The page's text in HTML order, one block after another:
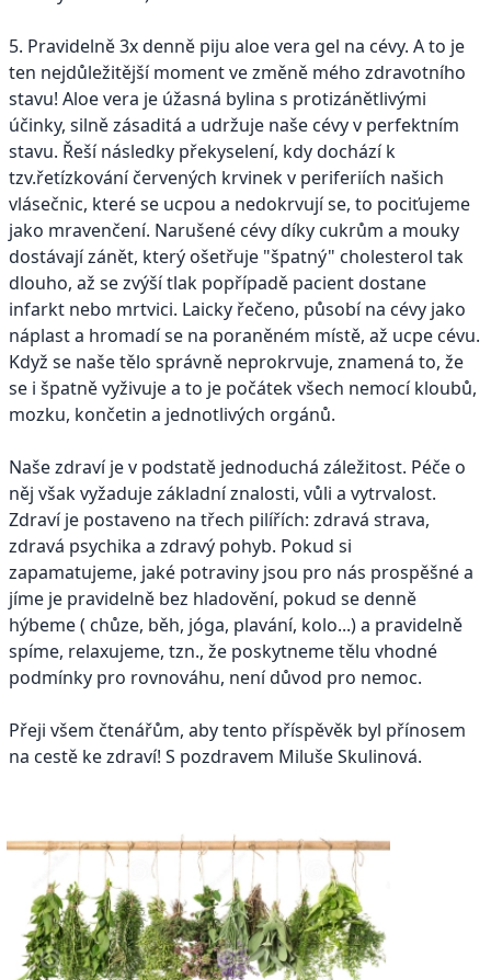
5. Pravidelně 3x denně piju aloe vera gel na cévy. A to je
ten nejdůležitější moment ve změně mého zdravotního
stavu! Aloe vera je úžasná bylina s protizánětlivými
účinky, silně zásaditá a udržuje naše cévy v perfektním
stavu. Řeší následky překyselení, kdy dochází k
tzv.řetízkování červených krvinek v periferiích našich
vlásečnic, které se ucpou a nedokrvují se, to pociťujeme
jako mravenčení. Narušené cévy díky cukrům a mouky
dostávají zánět, který ošetřuje "špatný" cholesterol tak
dlouho, až se zvýší tlak popřípadě pacient dostane
infarkt nebo mrtvici. Laicky řečeno, působí na cévy jako
náplast a hromadí se na poraněném místě, až ucpe cévu.
Když se naše tělo správně neprokrvuje, znamená to, že
se i špatně vyživuje a to je počátek všech nemocí kloubů,
mozku, končetin a jednotlivých orgánů.
Naše zdraví je v podstatě jednoduchá záležitost. Péče o
něj však vyžaduje základní znalosti, vůli a vytrvalost.
Zdraví je postaveno na třech pilířích: zdravá strava,
zdravá psychika a zdravý pohyb. Pokud si
zapamatujeme, jaké potraviny jsou pro nás prospěšné a
jíme je pravidelně bez hladovění, pokud se denně
hýbeme ( chůze, běh, jóga, plavání, kolo...) a pravidelně
spíme, relaxujeme, tzn., že poskytneme tělu vhodné
podmínky pro rovnováhu, není důvod pro nemoc.
Přeji všem čtenářům, aby tento příspěvěk byl přínosem
na cestě ke zdraví! S pozdravem Miluše Skulinová.